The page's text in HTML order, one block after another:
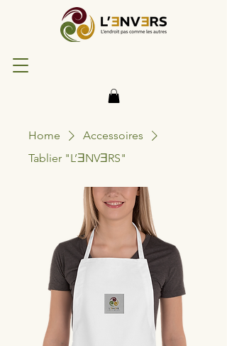
Home
Accessoires
Tablier "L’ƎNVƎRS"